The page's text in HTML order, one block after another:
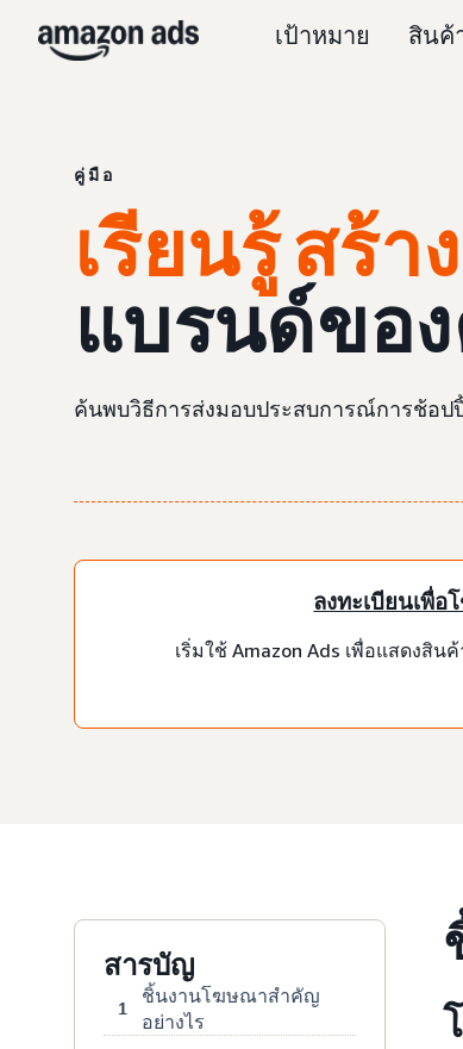
เป้าหมาย สินค้
คู่มือ
เรียนรู้ สร้า
แบรนด์ขอ
ค้นพบวิธีการส่งมอบประสบการณ์การช้อ
ลงทะเบียนเพื่
เริ่มใช้ Amazon Ads เพื่อแสดงสิ
สารบัญ
1
ชิ้นงานโฆษณาสำคัญ
อย่างไร